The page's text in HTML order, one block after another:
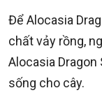
Để Alocasia
chất vảy rồng,
Alocasia
sống cho cây.